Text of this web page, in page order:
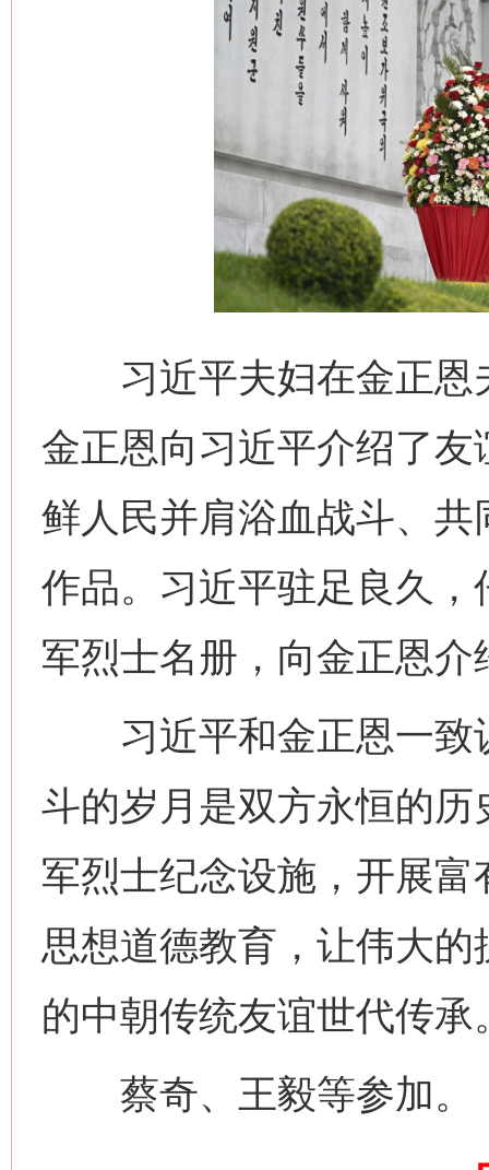
习近平夫妇在金正恩
金正恩向习近平介绍了
鲜人民并肩浴血战斗、
作品。习近平驻足良久
军烈士名册，向金正恩
习近平和金正恩一致
斗的岁月是双方永恒的
军烈士纪念设施，开展
思想道德教育，让伟大
的中朝传统友谊世代传承
蔡奇、王毅等参加。
网上购药对药下症？
这是一记警钟！ 谢
在谋一域中谋全局
今
魏明